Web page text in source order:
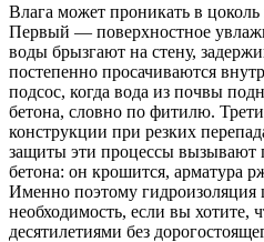
Влага может проникать в
Первый — поверхностное
воды брызгают на стену,
постепенно просачиваются
подсос, когда вода из почвы
бетона, словно по фитилю.
конструкции при резких
защиты эти процессы вызывают
бетона: он крошится, арматура
Именно поэтому гидроизоляция
необходимость, если вы хотите,
десятилетиями без